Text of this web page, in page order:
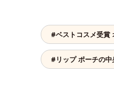
#ベストコスメ受賞
#リップ ポーチの中